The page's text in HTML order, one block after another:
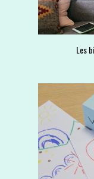
Les